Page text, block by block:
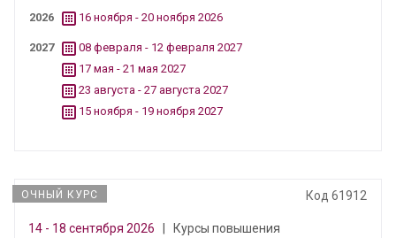
2026 16 ноября - 20 ноября 2026
2027
08 февраля - 12 февраля 2027
17 мая - 21 мая 2027
23 августа - 27 августа 2027
15 ноября - 19 ноября 2027
ОЧНЫЙ КУРС Код 61912
14 - 18 сентября 2026
Курсы повышения